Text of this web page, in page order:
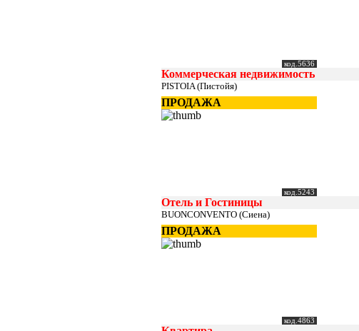
код.5636
Коммерческая недвижимость
PISTOIA (Пистойя)
ПРОДАЖА
код.5243
Отель и Гостиницы
BUONCONVENTO (Сиена)
ПРОДАЖА
код.4863